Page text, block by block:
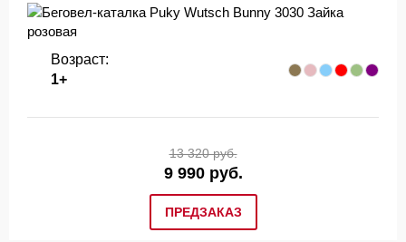
Возраст:
1+
ПРЕДЗАКАЗ
13 320 руб.
9 990 руб.